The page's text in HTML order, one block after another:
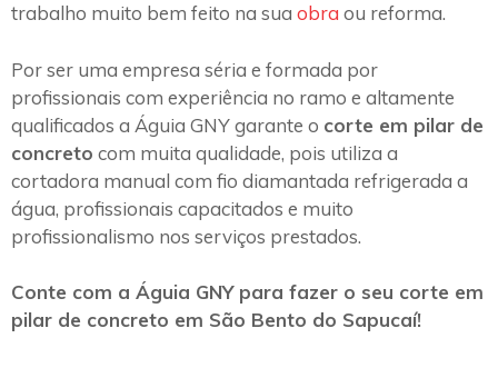
trabalho muito bem feito na sua obra ou reforma.
Por ser uma empresa séria e formada por
profissionais com experiência no ramo e altamente
qualificados a Águia GNY garante o corte em pilar de
concreto com muita qualidade, pois utiliza a
cortadora manual com fio diamantada refrigerada a
água, profissionais capacitados e muito
profissionalismo nos serviços prestados.
Conte com a Águia GNY para fazer o seu corte em
pilar de concreto em São Bento do Sapucaí!